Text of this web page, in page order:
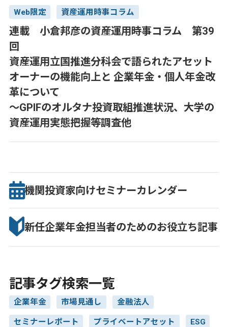
Web限定 資産運用時事コラム
連載 小倉邦彦の資産運用時事コラム 第39
回
資産運用立国推進分科会で語られたアセット
オーナーの機能向上と 企業年金・個人年金改
革について
～GPIFのオルタナ投資取組推進状況、大学の
資産運用実態把握等調査他
機関投資家向けセミナーカレンダー
新任企業年金担当者のためのお役立ち記事
記事タグ検索一覧
企業年金 市場見通し 金融法人
セミナーレポート プライベートアセット ESG